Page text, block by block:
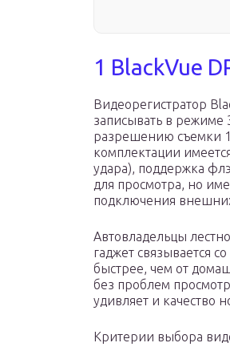
1 BlackVue
Видеорегистратор
записывать в режиме
разрешению съемки
комплектации
удара), поддержка
для просмотра, но
подключения
Автовладельцы
гаджет связывается
быстрее, чем от
без проблем
удивляет и качество
Критерии выбора